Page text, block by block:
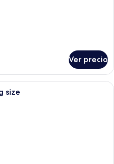
Ver precio
Una habitación de hotel con una
size